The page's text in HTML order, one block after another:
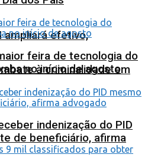
ampliará efetivo,
à criminalidade em
feira de tecnologia do
no início de agosto
indenização do PID
de beneficiário, afirma